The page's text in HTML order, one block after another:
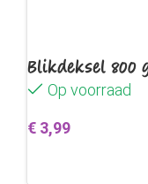
Blikdeksel 800
Op voorraad
€ 3,99